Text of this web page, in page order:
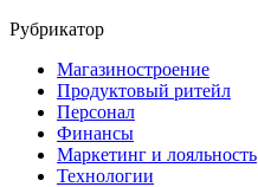
Рубрикатор
Магазиностроение
Продуктовый ритейл
Персонал
Финансы
Маркетинг и лояльность
Технологии